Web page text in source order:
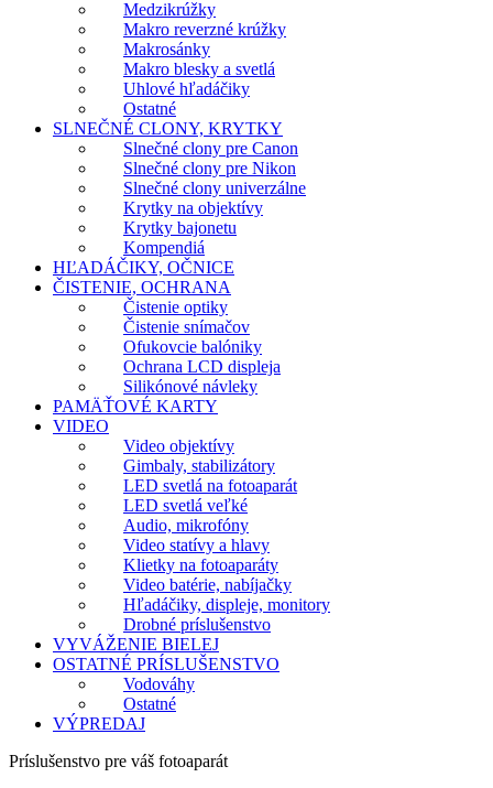
Medzikrúžky
Makro reverzné krúžky
Makrosánky
Makro blesky a svetlá
Uhlové hľadáčiky
Ostatné
SLNEČNÉ CLONY, KRYTKY
Slnečné clony pre Canon
Slnečné clony pre Nikon
Slnečné clony univerzálne
Krytky na objektívy
Krytky bajonetu
Kompendiá
HĽADÁČIKY, OČNICE
ČISTENIE, OCHRANA
Čistenie optiky
Čistenie snímačov
Ofukovcie balóniky
Ochrana LCD displeja
Silikónové návleky
PAMÄŤOVÉ KARTY
VIDEO
Video objektívy
Gimbaly, stabilizátory
LED svetlá na fotoaparát
LED svetlá veľké
Audio, mikrofóny
Video statívy a hlavy
Klietky na fotoaparáty
Video batérie, nabíjačky
Hľadáčiky, displeje, monitory
Drobné príslušenstvo
VYVÁŽENIE BIELEJ
OSTATNÉ PRÍSLUŠENSTVO
Vodováhy
Ostatné
VÝPREDAJ
Príslušenstvo pre váš fotoaparát